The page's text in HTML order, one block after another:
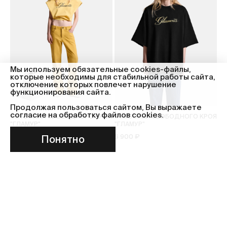
ФУТБОЛКА СВОБОДНОГО КРОЯ ФУТБОЛКА СВОБОДНОГО КРОЯ
Мы используем обязательные cookies-файлы,
которые необходимы для стабильной работы сайта,
отключение которых повлечет нарушение
функционирования сайта.
Продолжая пользоваться сайтом, Вы выражаете
согласие на обработку файлов cookies.
Понятно